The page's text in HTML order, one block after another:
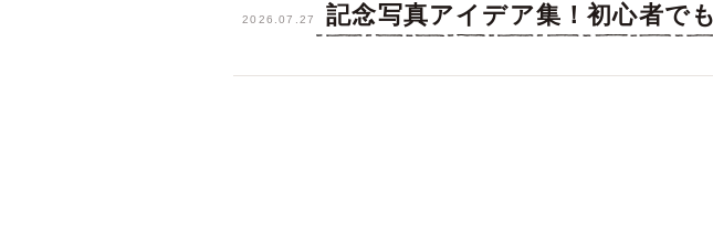
2026.07.27 記念写真アイデア集！初心者で